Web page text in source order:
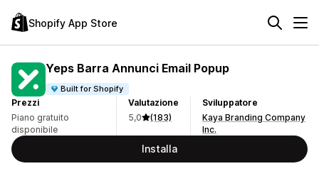
Shopify App Store
Yeps Barra Annunci Email Popup
Built for Shopify
Prezzi
Piano gratuito
disponibile
Valutazione
5,0
(183)
Sviluppatore
Kaya Branding Company
Inc.
Installa